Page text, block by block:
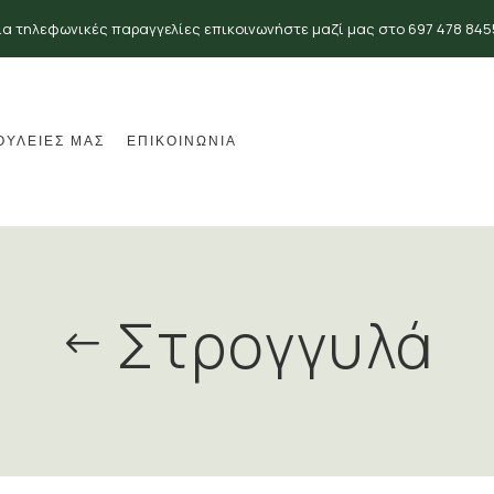
τηλεφωνικές παραγγελίες επικοινωνήστε μαζί μας στο 697 478
ΜΑΣ ΕΠΙΚΟΙΝΩΝΙΑ
Στρογγυλά